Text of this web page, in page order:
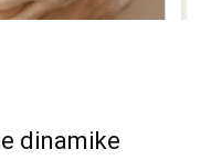
dinamike